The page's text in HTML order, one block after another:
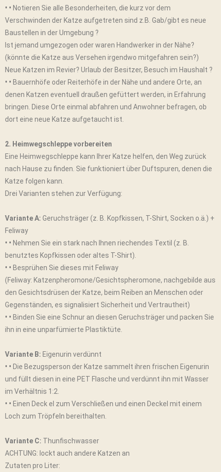
• • Notieren Sie alle Besonderheiten, die kurz vor dem
Verschwinden der Katze aufgetreten sind z.B. Gab/gibt es neue
Baustellen in der Umgebung ?
Ist jemand umgezogen oder waren Handwerker in der Nähe?
(könnte die Katze aus Versehen irgendwo mitgefahren sein?)
Neue Katzen im Revier? Urlaub der Besitzer, Besuch im Haushalt ?
• • Bauernhöfe oder Reiterhöfe in der Nähe und andere Orte, an
denen Katzen eventuell draußen gefüttert werden, in Erfahrung
bringen. Diese Orte einmal abfahren und Anwohner befragen, ob
dort eine neue Katze aufgetaucht ist.
2. Heimwegschleppe vorbereiten
Eine Heimwegschleppe kann Ihrer Katze helfen, den Weg zurück
nach Hause zu finden. Sie funktioniert über Duftspuren, denen die
Katze folgen kann.
Drei Varianten stehen zur Verfügung:
Variante A: Geruchsträger (z. B. Kopfkissen, T-Shirt, Socken o.ä.) +
Feliway
• • Nehmen Sie ein stark nach Ihnen riechendes Textil (z. B.
benutztes Kopfkissen oder altes T-Shirt).
• • Besprühen Sie dieses mit Feliway
(Feliway: Katzenpheromone/Gesichtspheromone, nachgebilde aus
den Gesichtsdrüsen der Katze, beim Reiben an Menschen oder
Gegenständen, es signalisiert Sicherheit und Vertrautheit)
• • Binden Sie eine Schnur an diesen Geruchsträger und packen Sie
ihn in eine unparfümierte Plastiktüte.
Variante B: Eigenurin verdünnt
• • Die Bezugsperson der Katze sammelt ihren frischen Eigenurin
und füllt diesen in eine PET Flasche und verdünnt ihn mit Wasser
im Verhältnis 1:2.
• • Einen Deck el zum Verschließen und einen Deckel mit einem
Loch zum Tröpfeln bereithalten.
Variante C: Thunfischwasser
ACHTUNG: lockt auch andere Katzen an
Zutaten pro Liter: